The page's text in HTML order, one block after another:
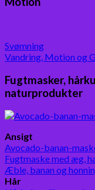
Svømning
Vandring, Motion og
Fugtmasker,
naturprodukter
Ansigt
Avocado-banan-
Fugtmaske med æg,
Æble, banan og
Hår